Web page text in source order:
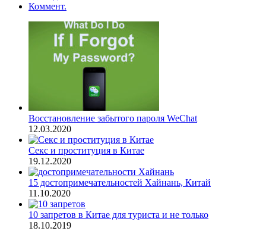
Коммент.
Восстановление забытого пароля WeChat
12.03.2020
Секс и проституция в Китае
19.12.2020
15 достопримечательностей Хайнань, Китай
11.10.2020
10 запретов в Китае для туриста и не только
18.10.2019